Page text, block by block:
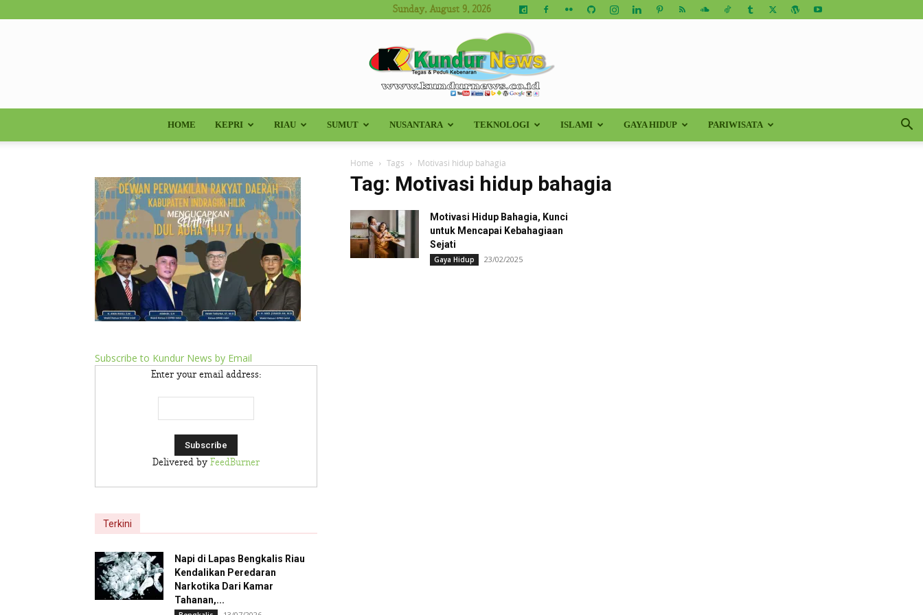
Sunday, August 9, 2026
Kundur
News
HOME KEPRI RIAU SUMUT NUSANTARA TEKNOLOGI ISLAMI GAYA HIDUP PARIWISATA
Home Tags Motivasi hidup bahagia
Tag: Motivasi hidup bahagia
Motivasi Hidup Bahagia, Kunci
untuk Mencapai Kebahagiaan
Sejati
Gaya Hidup 23/02/2025
Subscribe to Kundur News by Email
Enter your email address:
Delivered by FeedBurner
Terkini
Napi di Lapas Bengkalis Riau
Kendalikan Peredaran
Narkotika Dari Kamar
Tahanan,...